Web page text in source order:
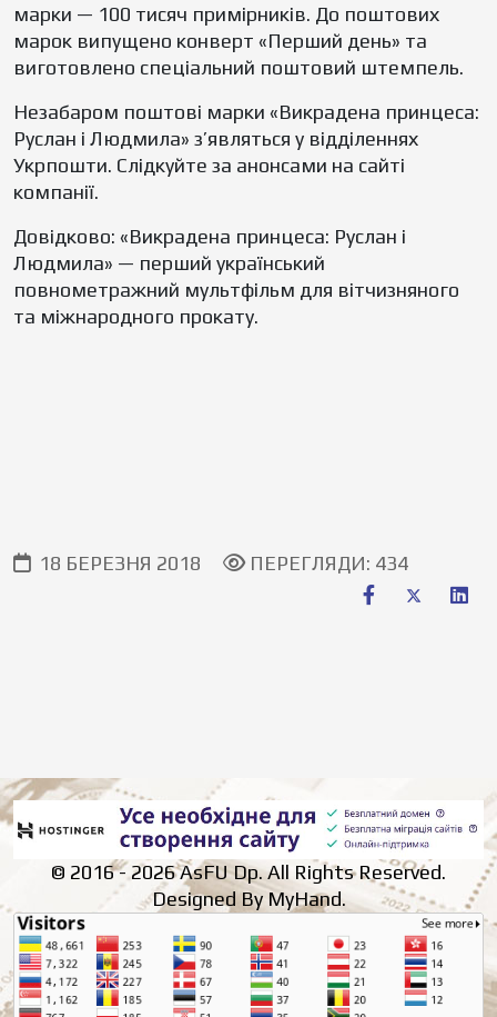
марки — 100 тисяч примірників. До поштових
марок випущено конверт «Перший день» та
виготовлено спеціальний поштовий штемпель.
Незабаром поштові марки «Викрадена принцеса:
Руслан і Людмила» з’являться у відділеннях
Укрпошти. Слідкуйте за анонсами на сайті
компанії.
Довідково: «Викрадена принцеса: Руслан і
Людмила» — перший український
повнометражний мультфільм для вітчизняного
та міжнародного прокату.
18 БЕРЕЗНЯ 2018 ПЕРЕГЛЯДИ: 434
© 2016 - 2026 AsFU Dp. All Rights Reserved.
Designed By MyHand.